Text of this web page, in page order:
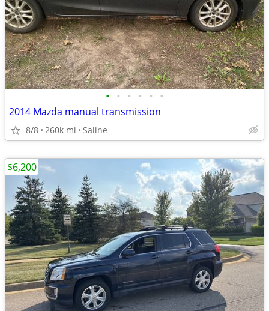
• • • • • •
2014 Mazda manual transmission
8/8 260k mi Saline
$6,200